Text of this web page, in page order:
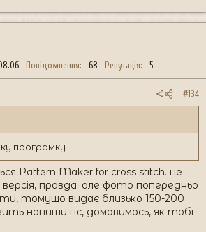
Повідомлення 68 Репутація 5
#134
програмку.
Pattern Maker for cross stitch. не
правда. але фото попередньо
томущо видає близько 150-200
напиши пс, домовимось, як тобі